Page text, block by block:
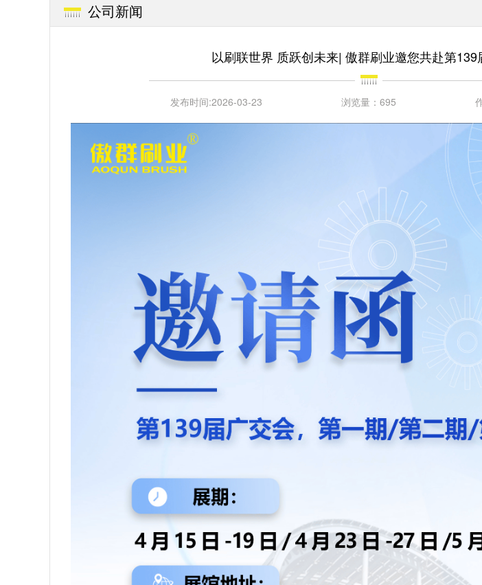
公司新闻
以刷联世界 质跃创未来| 傲群刷业邀您共赴第139
发布时间:2026-03-23 浏览量： 695